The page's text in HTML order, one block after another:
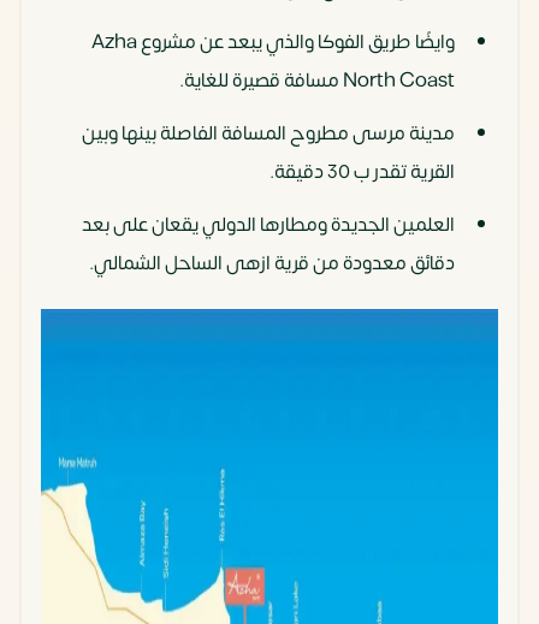
وايضًا طريق الفوكا والذي يبعد عن مشروع Azha
North Coast مسافة قصيرة للغاية.
مدينة مرسى مطروح المسافة الفاصلة بينها وبين
القرية تقدر ب 30 دقيقة.
العلمين الجديدة ومطارها الدولي يقعان على بعد
دقائق معدودة من قرية ازهى الساحل الشمالي.